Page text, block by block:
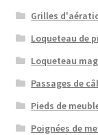
Grilles
Loqueteau de
Loqueteau
Passages de
Pieds de
Poignées de